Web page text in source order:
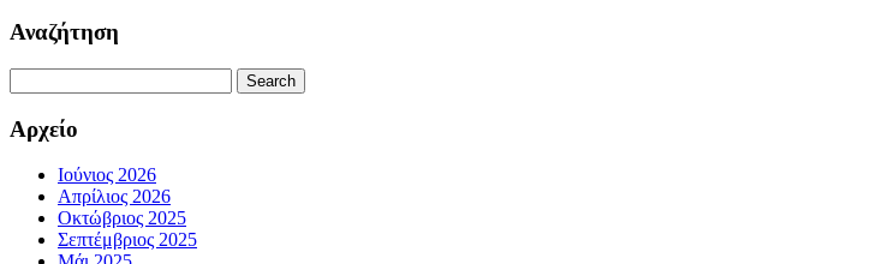
Αναζήτηση
for:
Αρχείο
Ιούνιος 2026
Απρίλιος 2026
Οκτώβριος 2025
Σεπτέμβριος 2025